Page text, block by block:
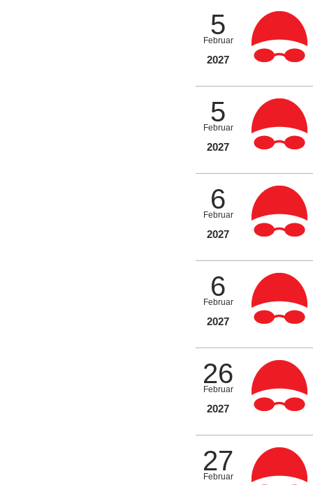
5
Februar
2027
5
Februar
2027
6
Februar
2027
6
Februar
2027
26
Februar
2027
27
Februar